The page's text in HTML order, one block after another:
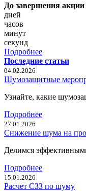
До завершения акции
дней
часов
минут
секунд
Подробнее
Последние статьи
04.02.2026
Шумозащитные
Узнайте, какие
Подробнее
27.01.2026
Снижение шума на
Делимся
Подробнее
15.01.2026
Расчет СЗЗ по шуму